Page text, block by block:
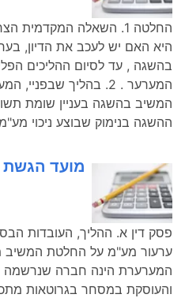
החלטה 1. השאלה
היא האם יש לעכב את הדיון,
בהשגה , עד לסיום ההליכים
המערער . 2. בהליך
ההשגה בנימוק שבוצע ניכוי
מועד הגשת דו"ח מע"מ
והעוסקת במסחר בגרוטאות